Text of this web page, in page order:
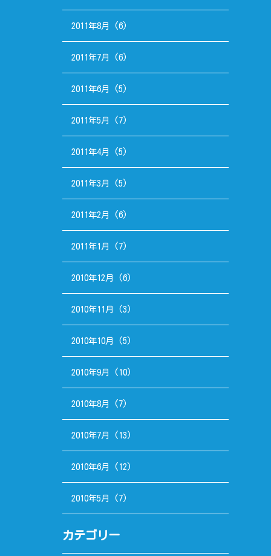
2011年8月 (6)
2011年7月 (6)
2011年6月 (5)
2011年5月 (7)
2011年4月 (5)
2011年3月 (5)
2011年2月 (6)
2011年1月 (7)
2010年12月 (6)
2010年11月 (3)
2010年10月 (5)
2010年9月 (10)
2010年8月 (7)
2010年7月 (13)
2010年6月 (12)
2010年5月 (7)
カテゴリー